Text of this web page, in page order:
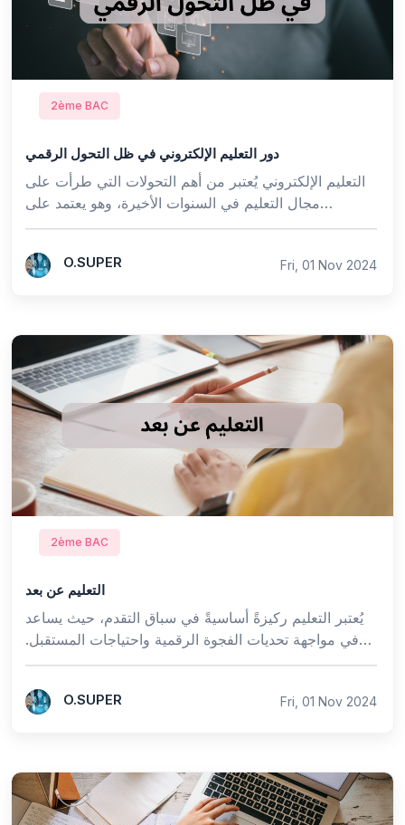
2ème BAC
دور التعليم الإلكتروني في ظل التحول الرقمي
التعليم الإلكتروني يُعتبر من أهم التحولات التي طرأت على
مجال التعليم في السنوات الأخيرة، وهو يعتمد على
التكنولوجيا الرقمية لتقديم المحتوى التعليمي و...
O.SUPER Fri, 01 Nov 2024
2ème BAC
التعليم عن بعد
يُعتبر التعليم ركيزةً أساسيةً في سباق التقدم، حيث يساعد
في مواجهة تحديات الفجوة الرقمية واحتياجات المستقبل.
إنه المعبر لتحقيق التنمية الشاملة في الم...
O.SUPER Fri, 01 Nov 2024